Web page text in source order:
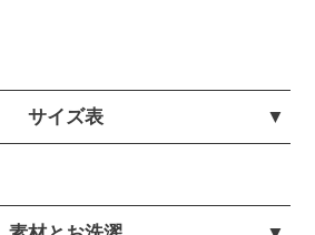
サイズ表